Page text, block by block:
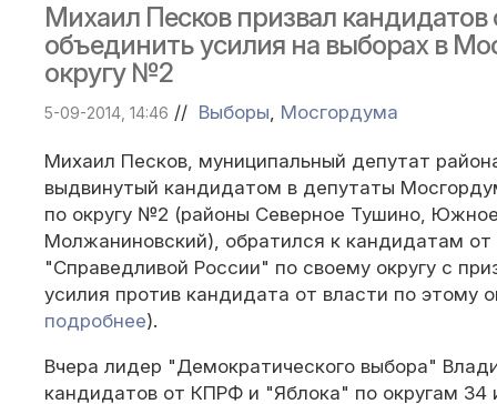
Михаил Песков призвал
объединить усилия на выборах в
округу №2
5-09-2014, 14:46 // Выборы Мосгордума
Михаил Песков, муниципальный депутат
выдвинутый кандидатом в депутаты
по округу №2 (районы Северное Тушино,
Молжаниновский), обратился к кандидатам
"Справедливой России" по своему округу с
усилия против кандидата от власти по этому
подробнее).
Вчера лидер "Демократического выбора"
кандидатов от КПРФ и "Яблока" по округам 34